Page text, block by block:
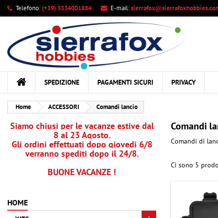
Telefono:(+39) 3334001884 E-mail:
SPEDIZIONE PAGAMENTI SICURI PRIVACY
Home ACCESSORI Comandi lancio
Siamo chiusi per le vacanze estive dal
8 al 23 Agosto.
Gli ordini effettuati dopo giovedi 6/8
verranno spediti dopo il 24/8.
BUONE VACANZE !
HOME
Comandi
Comandi di
Ci sono 5